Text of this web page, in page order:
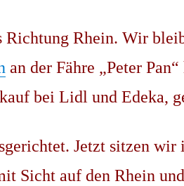
Richtung Rhein. Wir
an der Fähre „Peter
bei Lidl und Edeka,
Jetzt sitzen wir
Sicht auf den Rhein